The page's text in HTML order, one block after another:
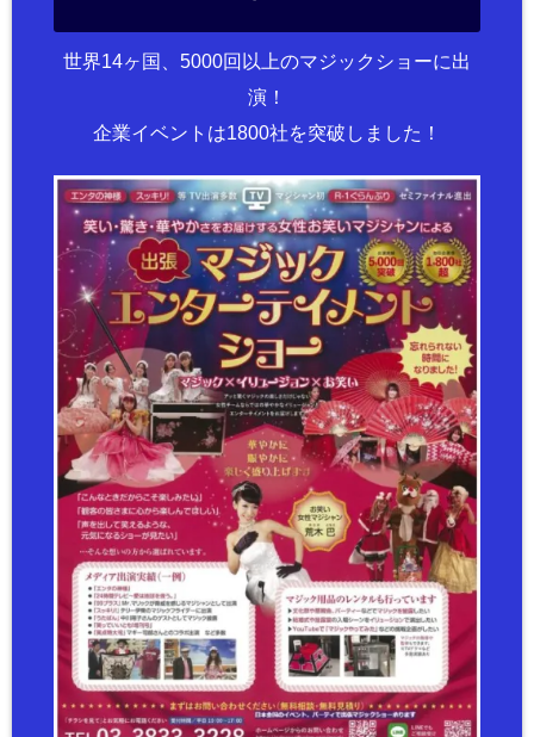
世界14ヶ国、5000回以上のマジックショーに出
演！
企業イベントは1800社を突破しました！